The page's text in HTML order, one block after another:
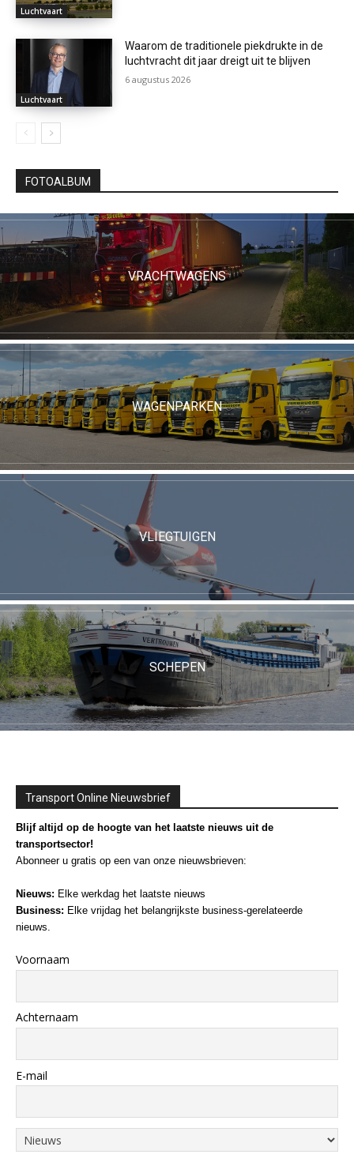
Luchtvaart
Luchtvaart
Waarom de traditionele piekdrukte in de
luchtvracht dit jaar dreigt uit te blijven
6 augustus 2026
FOTOALBUM
VRACHTWAGENS
WAGENPARKEN
VLIEGTUIGEN
SCHEPEN
Transport Online Nieuwsbrief
Blijf altijd op de hoogte van het laatste nieuws uit de
transportsector!
Abonneer u gratis op een van onze nieuwsbrieven:
Nieuws: Elke werkdag het laatste nieuws
Business: Elke vrijdag het belangrijkste business-gerelateerde
nieuws.
Voornaam
Achternaam
E-mail